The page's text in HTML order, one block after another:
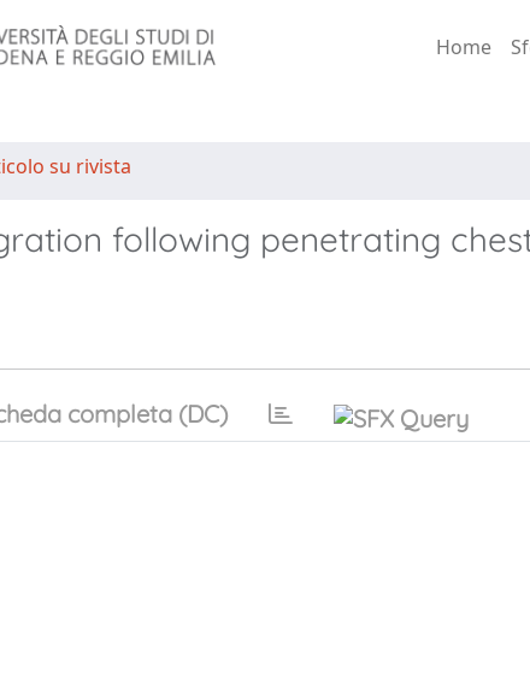
Home
su rivista
following penetrating
completa (DC)